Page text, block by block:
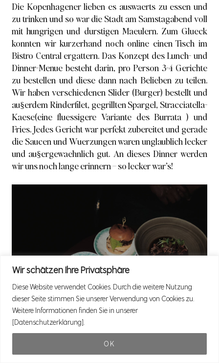
Wir schätzen Ihre Privatsphäre
Diese Website verwendet Cookies. Durch die weitere Nutzung
dieser Seite stimmen Sie unserer Verwendung von Cookies zu.
Weitere Informationen finden Sie in unserer
[Datenschutzerklärung].
OK
Die Kopenhagener lieben es auswaerts zu essen und
zu trinken und so war die Stadt am Samstagabend voll
mit hungrigen und durstigen Maeulern. Zum Glueck
konnten wir kurzerhand noch online einen Tisch im
Bistro Central ergattern. Das Konzept des Lunch- und
Dinner-Menue besteht darin, pro Person 3-4 Gerichte
zu bestellen und diese dann nach Belieben zu teilen.
Wir haben verschiedenen Slider (Burger) bestellt und
au§erdem Rinderfilet, gegrillten Spargel, Stracciatella-
Kaese(eine fluessigere Variante des Burrata ) und
Fries. Jedes Gericht war perfekt zubereitet und gerade
die Saucen und Wuerzungen waren unglaublich lecker
und au§ergewaehnlich gut. An dieses Dinner werden
wir uns noch lange erinnern – so lecker war’s!